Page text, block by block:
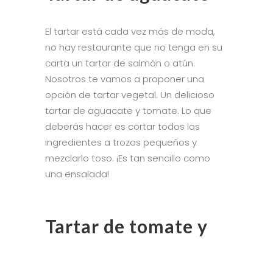
El tartar está cada vez más de moda,
no hay restaurante que no tenga en su
carta un tartar de salmón o atún.
Nosotros te vamos a proponer una
opción de tartar vegetal. Un delicioso
tartar de aguacate y tomate. Lo que
deberás hacer es cortar todos los
ingredientes a trozos pequeños y
mezclarlo toso. ¡Es tan sencillo como
una ensalada!
Tartar de tomate y